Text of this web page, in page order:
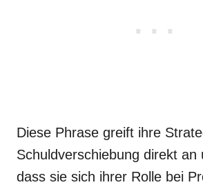
Diese Phrase greift ihre
Schuldverschiebung direkt an
dass sie sich ihrer Rolle bei